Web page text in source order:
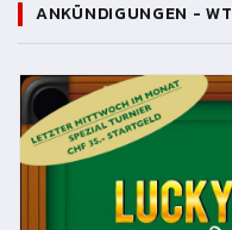
ANKÜNDIGUNGEN - WT